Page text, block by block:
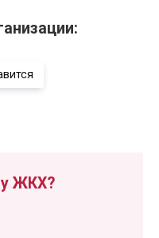
ЖКХ?